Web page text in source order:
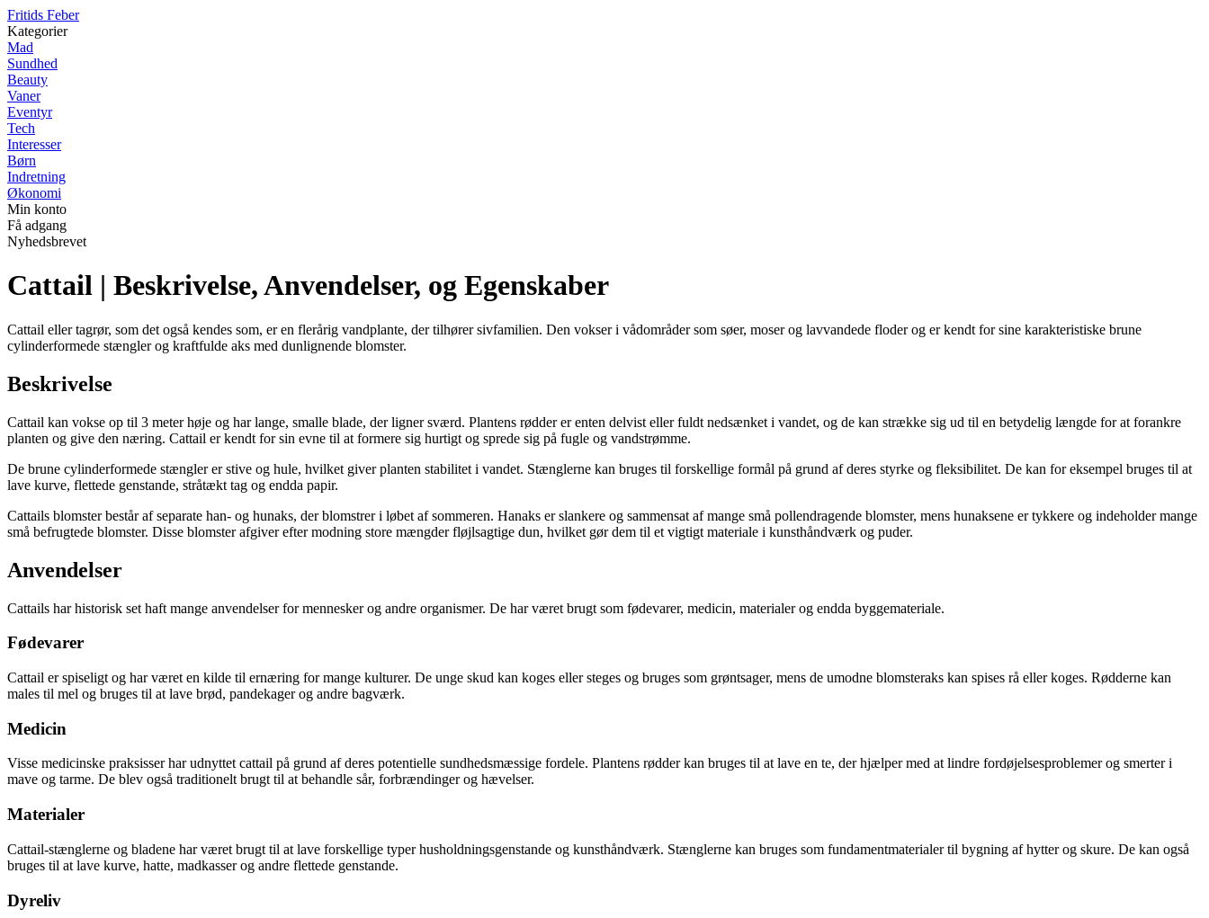
Fritids Feber
Kategorier
Mad
Sundhed
Beauty
Vaner
Eventyr
Tech
Interesser
Børn
Indretning
Økonomi
Min konto
Få adgang
Nyhedsbrevet
Cattail | Beskrivelse, Anvendelser, og Egenskaber
Cattail eller tagrør, som det også kendes som, er en flerårig vandplante, der tilhører sivfamilien. Den vokser i vådområder som søer, moser og lavvandede floder og er kendt for sine karakteristiske brune
cylinderformede stængler og kraftfulde aks med dunlignende blomster.
Beskrivelse
Cattail kan vokse op til 3 meter høje og har lange, smalle blade, der ligner sværd. Plantens rødder er enten delvist eller fuldt nedsænket i vandet, og de kan strække sig ud til en betydelig længde for at forankre
planten og give den næring. Cattail er kendt for sin evne til at formere sig hurtigt og sprede sig på fugle og vandstrømme.
De brune cylinderformede stængler er stive og hule, hvilket giver planten stabilitet i vandet. Stænglerne kan bruges til forskellige formål på grund af deres styrke og fleksibilitet. De kan for eksempel bruges til at
lave kurve, flettede genstande, stråtækt tag og endda papir.
Cattails blomster består af separate han- og hunaks, der blomstrer i løbet af sommeren. Hanaks er slankere og sammensat af mange små pollendragende blomster, mens hunaksene er tykkere og indeholder mange
små befrugtede blomster. Disse blomster afgiver efter modning store mængder fløjlsagtige dun, hvilket gør dem til et vigtigt materiale i kunsthåndværk og puder.
Anvendelser
Cattails har historisk set haft mange anvendelser for mennesker og andre organismer. De har været brugt som fødevarer, medicin, materialer og endda byggemateriale.
Fødevarer
Cattail er spiseligt og har været en kilde til ernæring for mange kulturer. De unge skud kan koges eller steges og bruges som grøntsager, mens de umodne blomsteraks kan spises rå eller koges. Rødderne kan
males til mel og bruges til at lave brød, pandekager og andre bagværk.
Medicin
Visse medicinske praksisser har udnyttet cattail på grund af deres potentielle sundhedsmæssige fordele. Plantens rødder kan bruges til at lave en te, der hjælper med at lindre fordøjelsesproblemer og smerter i
mave og tarme. De blev også traditionelt brugt til at behandle sår, forbrændinger og hævelser.
Materialer
Cattail-stænglerne og bladene har været brugt til at lave forskellige typer husholdningsgenstande og kunsthåndværk. Stænglerne kan bruges som fundamentmaterialer til bygning af hytter og skure. De kan også
bruges til at lave kurve, hatte, madkasser og andre flettede genstande.
Dyreliv